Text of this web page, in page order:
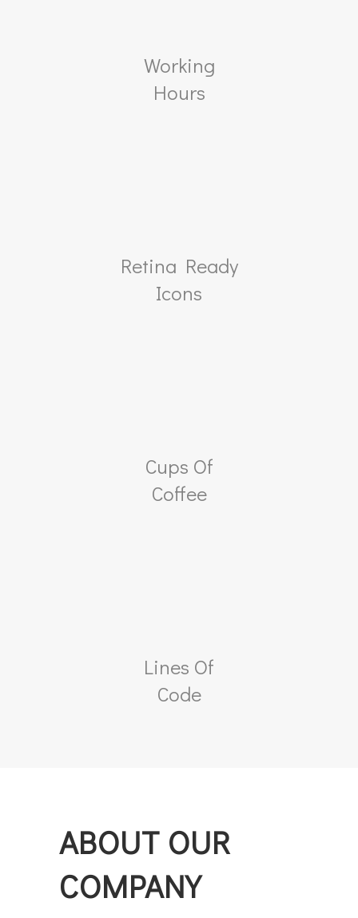
Working
Hours
Retina Ready
Icons
Cups Of
Coffee
Lines Of
Code
ABOUT OUR
COMPANY